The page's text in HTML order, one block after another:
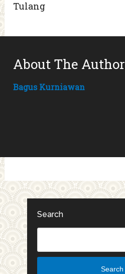
Tulang
About The Author
Bagus Kurniawan
Search
Search